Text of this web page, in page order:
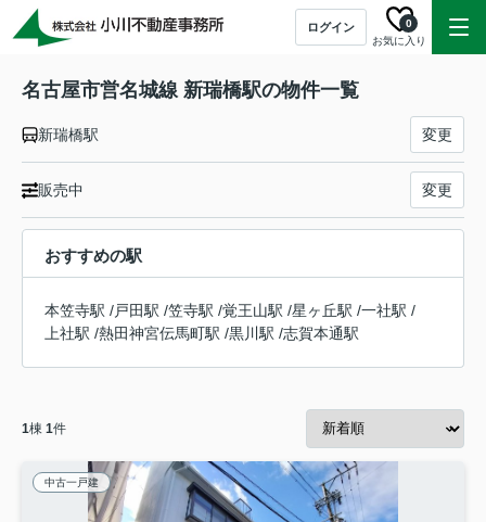
ログイン
お気に入り
0
名古屋市営名城線 新瑞橋駅の物件一覧
新瑞橋駅 変更
販売中 変更
おすすめの駅
本笠寺駅 /戸田駅 /笠寺駅 /覚王山駅 /星ヶ丘駅 /一社駅 /
上社駅 /熱田神宮伝馬町駅 /黒川駅 /志賀本通駅
1棟 1件
中古一戸建